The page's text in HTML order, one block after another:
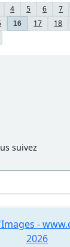
4 5 6 7
16 17 18
suivez
-
2026